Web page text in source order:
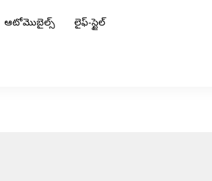
ఆటోమొబైల్స్ లైఫ్-స్టైల్